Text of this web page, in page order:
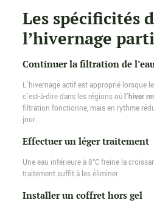
Les spécificités
l’hivernage
Continuer la filtration de
L’hivernage actif est approprié lorsque
c’est-à-dire dans les régions oùl’hiver
filtration fonctionne, mais en rythme
jour.
Effectuer un léger traitement
Une eau inférieure à 8°C freine la
traitement suffit à les éliminer.
Installer un coffret hors gel